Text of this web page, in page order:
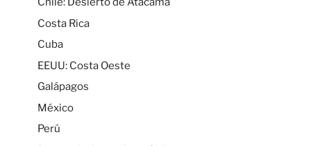
Costa Rica
Cuba
EEUU: Costa Oeste
Galápagos
México
Perú